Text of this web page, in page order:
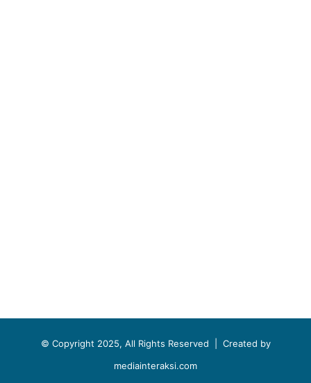
© Copyright 2025, All Rights Reserved | Created by
mediainteraksi.com